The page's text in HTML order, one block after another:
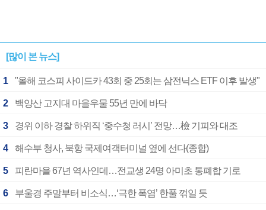
[많이 본 뉴스]
1 "올해 코스피 사이드카 43회 중 25회는 삼전닉스 ETF 이후 발생"
2 백양산 고지대 마을우물 55년 만에 바닥
3 경위 이하 경찰 하위직 ‘중수청 러시’ 전망…檢 기피와 대조
4 해수부 청사, 북항 국제여객터미널 옆에 선다(종합)
5 피란마을 67년 역사인데…전교생 24명 아미초 통폐합 기로
6 부울경 주말부터 비소식…‘극한 폭염’ 한풀 꺾일 듯